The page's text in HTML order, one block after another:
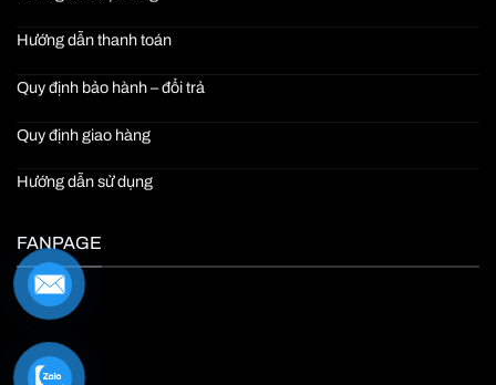
Hướng dẫn thanh toán
Quy định bảo hành – đổi trả
Quy định giao hàng
Hướng dẫn sử dụng
FANPAGE